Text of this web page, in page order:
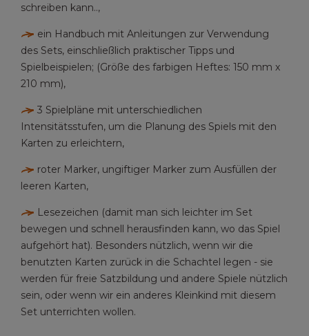
schreiben kann..,
ein Handbuch mit Anleitungen zur Verwendung
des Sets, einschließlich praktischer Tipps und
Spielbeispielen; (Größe des farbigen Heftes: 150 mm x
210 mm),
3 Spielpläne mit unterschiedlichen
Intensitätsstufen, um die Planung des Spiels mit den
Karten zu erleichtern,
roter Marker, ungiftiger Marker zum Ausfüllen der
leeren Karten,
Lesezeichen (damit man sich leichter im Set
bewegen und schnell herausfinden kann, wo das Spiel
aufgehört hat). Besonders nützlich, wenn wir die
benutzten Karten zurück in die Schachtel legen - sie
werden für freie Satzbildung und andere Spiele nützlich
sein, oder wenn wir ein anderes Kleinkind mit diesem
Set unterrichten wollen.